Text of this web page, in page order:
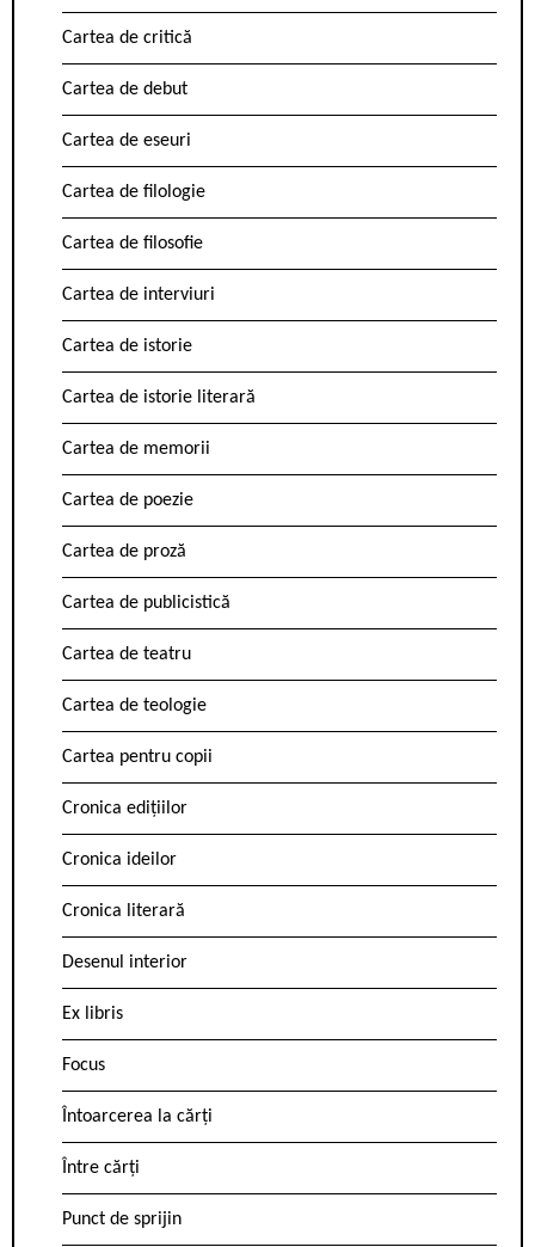
Cartea de critică
Cartea de debut
Cartea de eseuri
Cartea de filologie
Cartea de filosofie
Cartea de interviuri
Cartea de istorie
Cartea de istorie literară
Cartea de memorii
Cartea de poezie
Cartea de proză
Cartea de publicistică
Cartea de teatru
Cartea de teologie
Cartea pentru copii
Cronica edițiilor
Cronica ideilor
Cronica literară
Desenul interior
Ex libris
Focus
Întoarcerea la cărți
Între cărți
Punct de sprijin